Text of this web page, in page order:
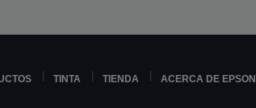
TINTA TIENDA ACERCA DE EPSON